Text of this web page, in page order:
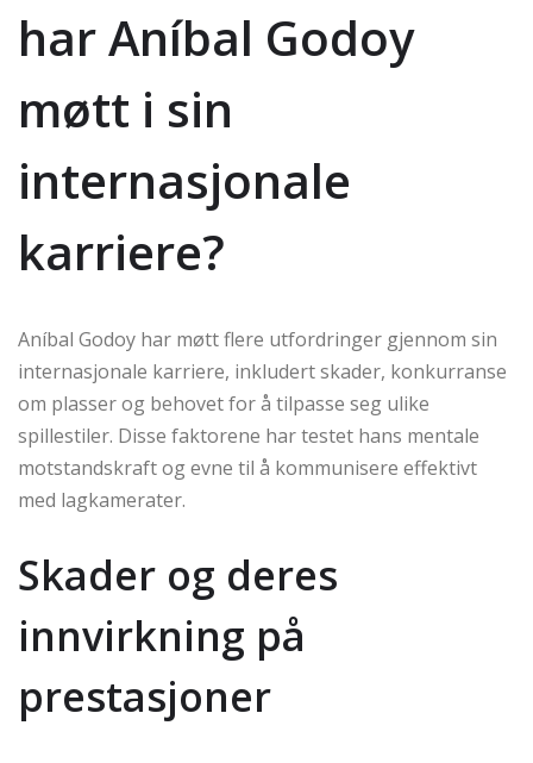
har Aníbal Godoy
møtt i sin
internasjonale
karriere?
Aníbal Godoy har møtt flere utfordringer gjennom sin
internasjonale karriere, inkludert skader, konkurranse
om plasser og behovet for å tilpasse seg ulike
spillestiler. Disse faktorene har testet hans mentale
motstandskraft og evne til å kommunisere effektivt
med lagkamerater.
Skader og deres
innvirkning på
prestasjoner